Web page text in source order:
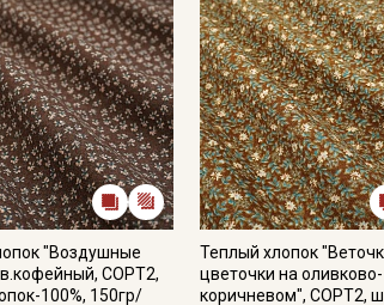
"Воздушные
СОРТ2,
100%, 150гр/
Теплый хлопок
цветочки на оливково-
коричневом", СОРТ2,